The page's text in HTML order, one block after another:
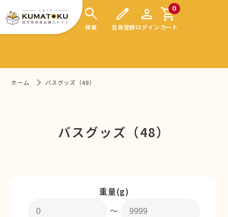
search
検索
edit
会員登録
person
ログイン
0
shopping_cart
カート
ホーム バスグッズ（48）
バスグッズ（48）
重量(g)
〜